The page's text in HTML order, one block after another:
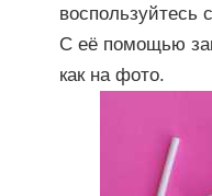
воспользуйтесь
С её помощью
как на фото.